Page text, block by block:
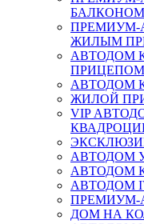
БАЛКОНОМ
ПРЕМИУМ-
ЖИЛЫМ
АВТОДОМ
ПРИЦЕПОМ
АВТОДОМ
ЖИЛОЙ
VIP
АВТОДОМ
АВТОДОМ
АВТОДОМ
ПРЕМИУМ-
ДОМ НА